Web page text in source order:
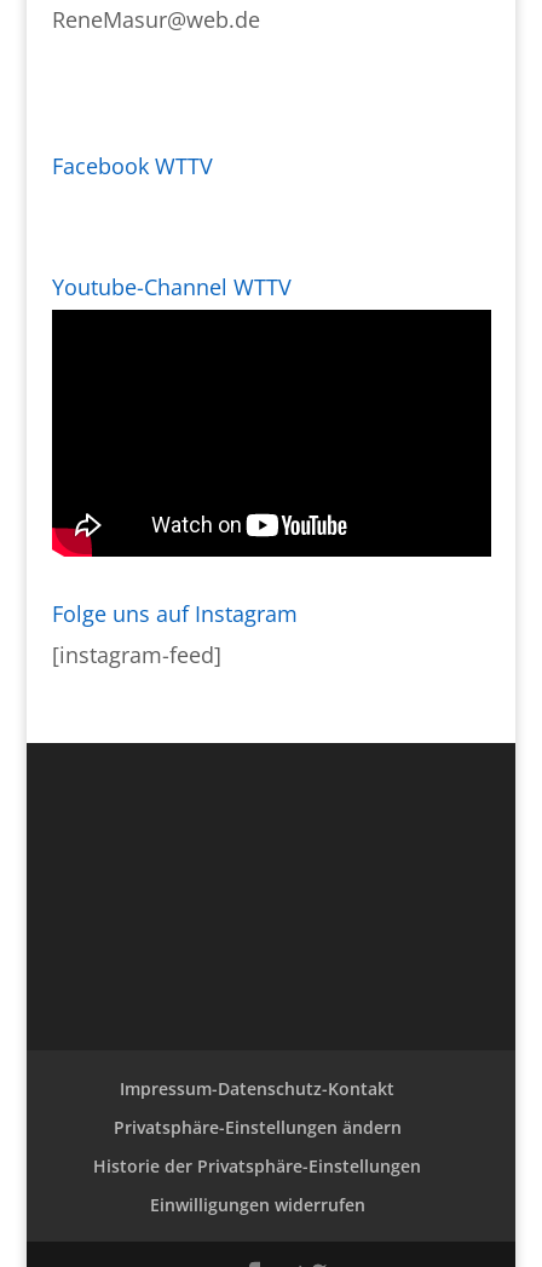
ReneMasur@web.de
Facebook WTTV
Youtube-Channel WTTV
Folge uns auf Instagram
[instagram-feed]
Impressum-Datenschutz-Kontakt
Privatsphäre-Einstellungen ändern
Historie der Privatsphäre-Einstellungen
Einwilligungen widerrufen